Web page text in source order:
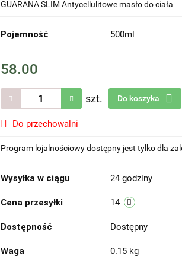
GUARANA SLIM Antycellulitowe masło do ciała
Pojemność 500ml
58.00
szt. Do koszyka
Do przechowalni
Program lojalnościowy dostępny jest tylko dla
Wysyłka w ciągu 24 godziny
Cena przesyłki 14
Dostępność Dostępny
Waga 0.15 kg